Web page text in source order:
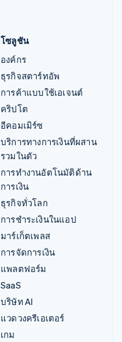
โซลูชัน
องค์กร
ธุรกิจสตาร์ทอัพ
การค้าแบบใช้เอเจนต์
คริปโต
อีคอมเมิร์ซ
บริการทางการเงินที่ผสาน
รวมในตัว
การทำงานอัตโนมัติด้าน
การเงิน
ธุรกิจทั่วโลก
การชำระเงินในแอป
มาร์เก็ตเพลส
การจัดการเงิน
แพลตฟอร์ม
SaaS
บริษัท AI
แวดวงครีเอเตอร์
เกม